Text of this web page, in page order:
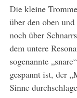
Die kleine
über den oben
noch über
dem untere
sogenannte
gespannt ist, der
Sinne